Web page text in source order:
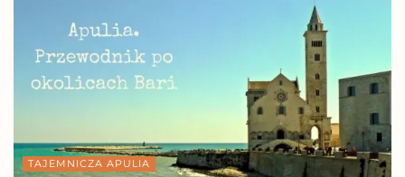
TAJEMNICZA APULIA